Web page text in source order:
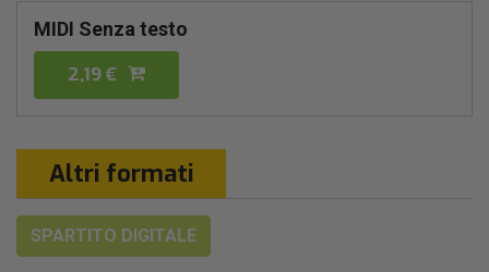
MIDI Senza testo
2,19 €
Altri formati
SPARTITO DIGITALE